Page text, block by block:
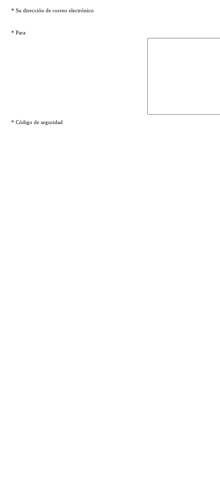
* Su dirección de correo electrónico
* Para
* Código de seguridad